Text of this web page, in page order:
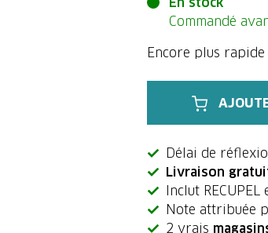
Commandé
Encore plus
Délai de
Livraison
Inclut RECUPEL
Note attribuée
2 vrais